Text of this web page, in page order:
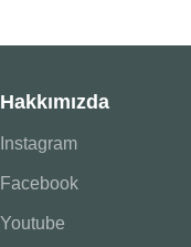
Hakkımızda
Instagram
Facebook
Youtube